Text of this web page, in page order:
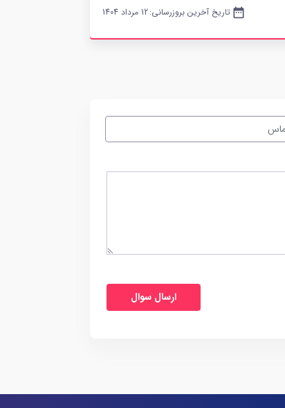
date_range تاریخ آخرین بروزرسانی:12 مرداد 1404